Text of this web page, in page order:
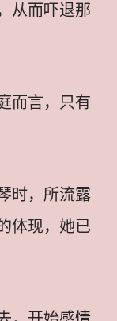
从而吓退那
而言，只有
时，所流露
体现，她已